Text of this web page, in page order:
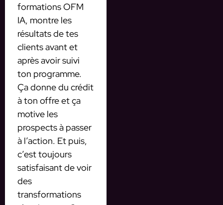
formations OFM
IA, montre les
résultats de tes
clients avant et
après avoir suivi
ton programme.
Ça donne du crédit
à ton offre et ça
motive les
prospects à passer
à l’action. Et puis,
c’est toujours
satisfaisant de voir
des
transformations